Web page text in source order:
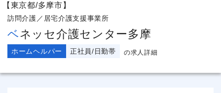
【東京都/多摩市】
訪問介護／居宅介護支援事業所
ベネッセ介護センター多摩
ホームヘルパー 正社員/日勤帯 の求人詳細